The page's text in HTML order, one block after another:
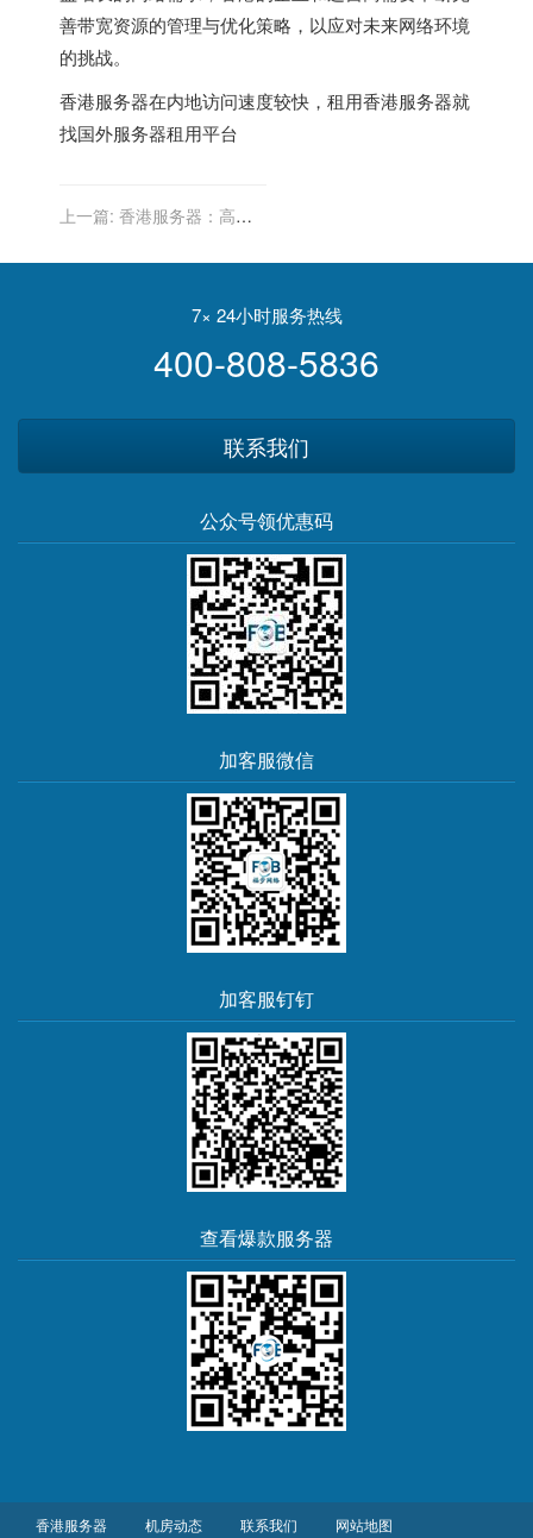
善带宽资源的管理与优化策略，以应对未来网络环境
的挑战。
香港服务器在内地访问速度较快，租用香港服务器就
找国外服务器租用平台
上一篇: 香港服务器：高效
合
7× 24小时服务热线
400-808-5836
联系我们
公众号领优惠码
加客服微信
加客服钉钉
查看爆款服务器
香港服务器 机房动态 联系我们 网站地图